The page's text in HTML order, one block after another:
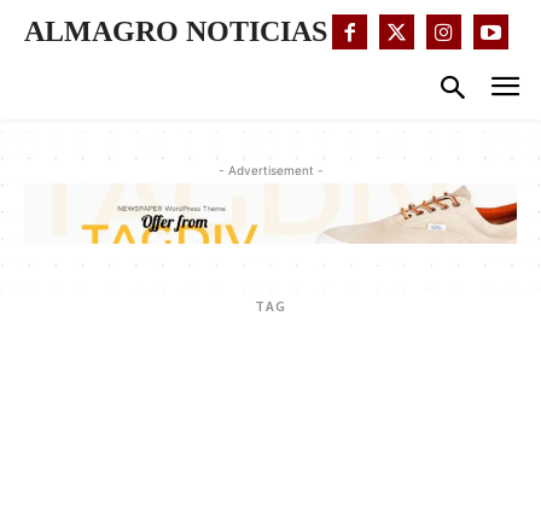
ALMAGRO NOTICIAS
- Advertisement -
TAG